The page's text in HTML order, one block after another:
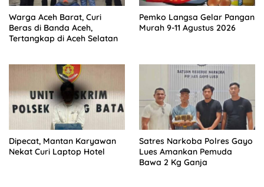
Warga Aceh Barat, Curi
Beras di Banda Aceh,
Tertangkap di Aceh Selatan
Pemko Langsa Gelar Pangan
Murah 9-11 Agustus 2026
Dipecat, Mantan Karyawan
Nekat Curi Laptop Hotel
Satres Narkoba Polres Gayo
Lues Amankan Pemuda
Bawa 2 Kg Ganja